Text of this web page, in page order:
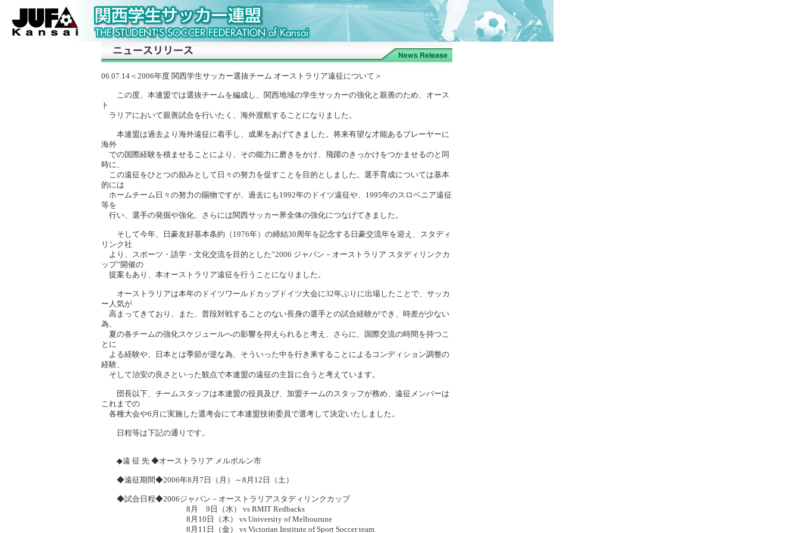
06.07.14＜2006年度 関西学生サッカー選抜チーム オーストラリア遠征について＞
この度、本連盟では選抜チームを編成し、関西地域の学生サッカーの強化と親善のため、オース
ト
ラリアにおいて親善試合を行いたく、海外渡航することになりました。
本連盟は過去より海外遠征に着手し、成果をあげてきました。将来有望な才能あるプレーヤーに
海外
での国際経験を積ませることにより、その能力に磨きをかけ、飛躍のきっかけをつかませるのと同
時に、
この遠征をひとつの励みとして日々の努力を促すことを目的としました。選手育成については基本
的には
ホームチーム日々の努力の賜物ですが、過去にも1992年のドイツ遠征や、1995年のスロベニア遠征
等を
行い、選手の発掘や強化、さらには関西サッカー界全体の強化につなげてきました。
そして今年、日豪友好基本条約（1976年）の締結30周年を記念する日豪交流年を迎え、スタディ
リンク社
より、スポーツ・語学・文化交流を目的とした”2006 ジャパン－オーストラリア スタディリンクカ
ップ”開催の
提案もあり、本オーストラリア遠征を行うことになりました。
オーストラリアは本年のドイツワールドカップドイツ大会に32年ぶりに出場したことで、サッカ
ー人気が
高まってきており、また、普段対戦することのない長身の選手との試合経験ができ、時差が少ない
為、
夏の各チームの強化スケジュールへの影響を抑えられると考え、さらに、国際交流の時間を持つこ
とに
よる経験や、日本とは季節が逆な為、そういった中を行き来することによるコンディション調整の
経験、
そして治安の良さといった観点で本連盟の遠征の主旨に合うと考えています。
団長以下、チームスタッフは本連盟の役員及び、加盟チームのスタッフが務め、遠征メンバーは
これまでの
各種大会や6月に実施した選考会にて本連盟技術委員で選考して決定いたしました。
日程等は下記の通りです。
◆遠 征 先 ◆オーストラリア メルボルン市
◆遠征期間◆2006年8月7日（月）～8月12日（土）
◆試合日程◆2006ジャパン－オーストラリアスタディリンクカップ
8月 9日（水） vs RMIT Redbacks
8月10日（木） vs University of Melbourune
8月11日（金） vs Victorian Institute of Sport Soccer team